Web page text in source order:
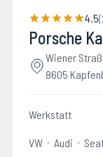
4.5(
Porsche
Wiener
8605
Werkstatt
VW Audi